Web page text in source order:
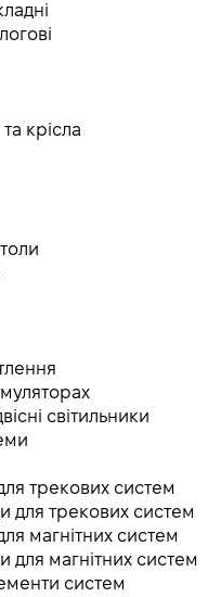
та крісла
світильники
трекових систем
для трекових систем
магнітних систем
магнітних систем
систем